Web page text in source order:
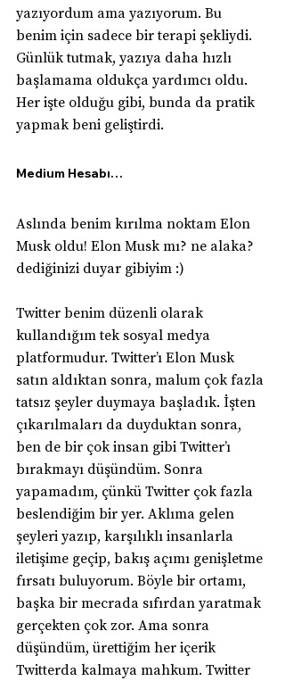
yazıyordum ama yazıyorum. Bu
benim için sadece bir terapi şekliydi.
Günlük tutmak, yazıya daha hızlı
başlamama oldukça yardımcı oldu.
Her işte olduğu gibi, bunda da pratik
yapmak beni geliştirdi.
Medium Hesabı…
Aslında benim kırılma noktam Elon
Musk oldu! Elon Musk mı? ne alaka?
dediğinizi duyar gibiyim :)
Twitter benim düzenli olarak
kullandığım tek sosyal medya
platformudur. Twitter’ı Elon Musk
satın aldıktan sonra, malum çok fazla
tatsız şeyler duymaya başladık. İşten
çıkarılmaları da duyduktan sonra,
ben de bir çok insan gibi Twitter’ı
bırakmayı düşündüm. Sonra
yapamadım, çünkü Twitter çok fazla
beslendiğim bir yer. Aklıma gelen
şeyleri yazıp, karşılıklı insanlarla
iletişime geçip, bakış açımı genişletme
fırsatı buluyorum. Böyle bir ortamı,
başka bir mecrada sıfırdan yaratmak
gerçekten çok zor. Ama sonra
düşündüm, ürettiğim her içerik
Twitterda kalmaya mahkum. Twitter